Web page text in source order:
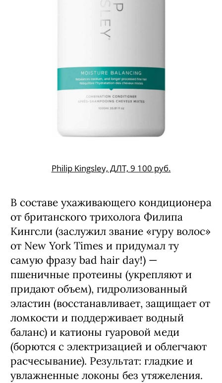
Philip Kingsley, ДЛТ, 9 100 руб.
В составе ухаживающего кондиционера
от британского трихолога Филипа
Кингсли (заслужил звание «гуру волос»
от New York Times и придумал ту
самую фразу bad hair day!) —
пшеничные протеины (укрепляют и
придают объем), гидролизованный
эластин (восстанавливает, защищает от
ломкости и поддерживает водный
баланс) и катионы гуаровой меди
(борются с электризацией и облегчают
расчесывание). Результат: гладкие и
увлажненные локоны без утяжеления.